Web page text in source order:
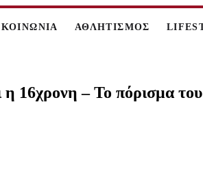
ΚΟΙΝΩΝΙΑ ΑΘΛΗΤΙΣΜΟΣ
16χρονη – Το πόρισμα